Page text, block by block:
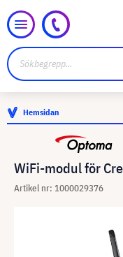
Hemsidan
WiFi-modul för
Artikel nr: 1000029376